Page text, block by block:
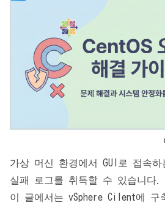
가상 머신 환경에서 GUI로 접속
실패 로그를 취득할 수 있습니다.
이 글에서는 vSphere Cilent에 구